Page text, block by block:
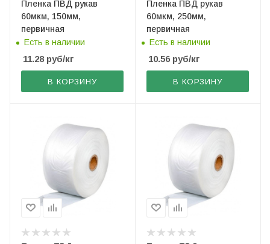
Пленка ПВД рукав
60мкм, 150мм,
первичная
Есть в наличии
11.28 руб/кг
В КОРЗИНУ
Пленка ПВД рукав
60мкм, 250мм,
первичная
Есть в наличии
10.56 руб/кг
В КОРЗИНУ